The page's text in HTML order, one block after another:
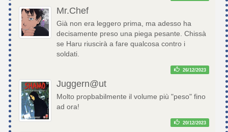
Mr.Chef
Già non era leggero prima, ma adesso ha
decisamente preso una piega pesante. Chissà
se Haru riuscirà a fare qualcosa contro i
soldati.
26/12/2023
Juggern@ut
Molto propbabilmente il volume più "peso" fino
ad ora!
20/12/2023